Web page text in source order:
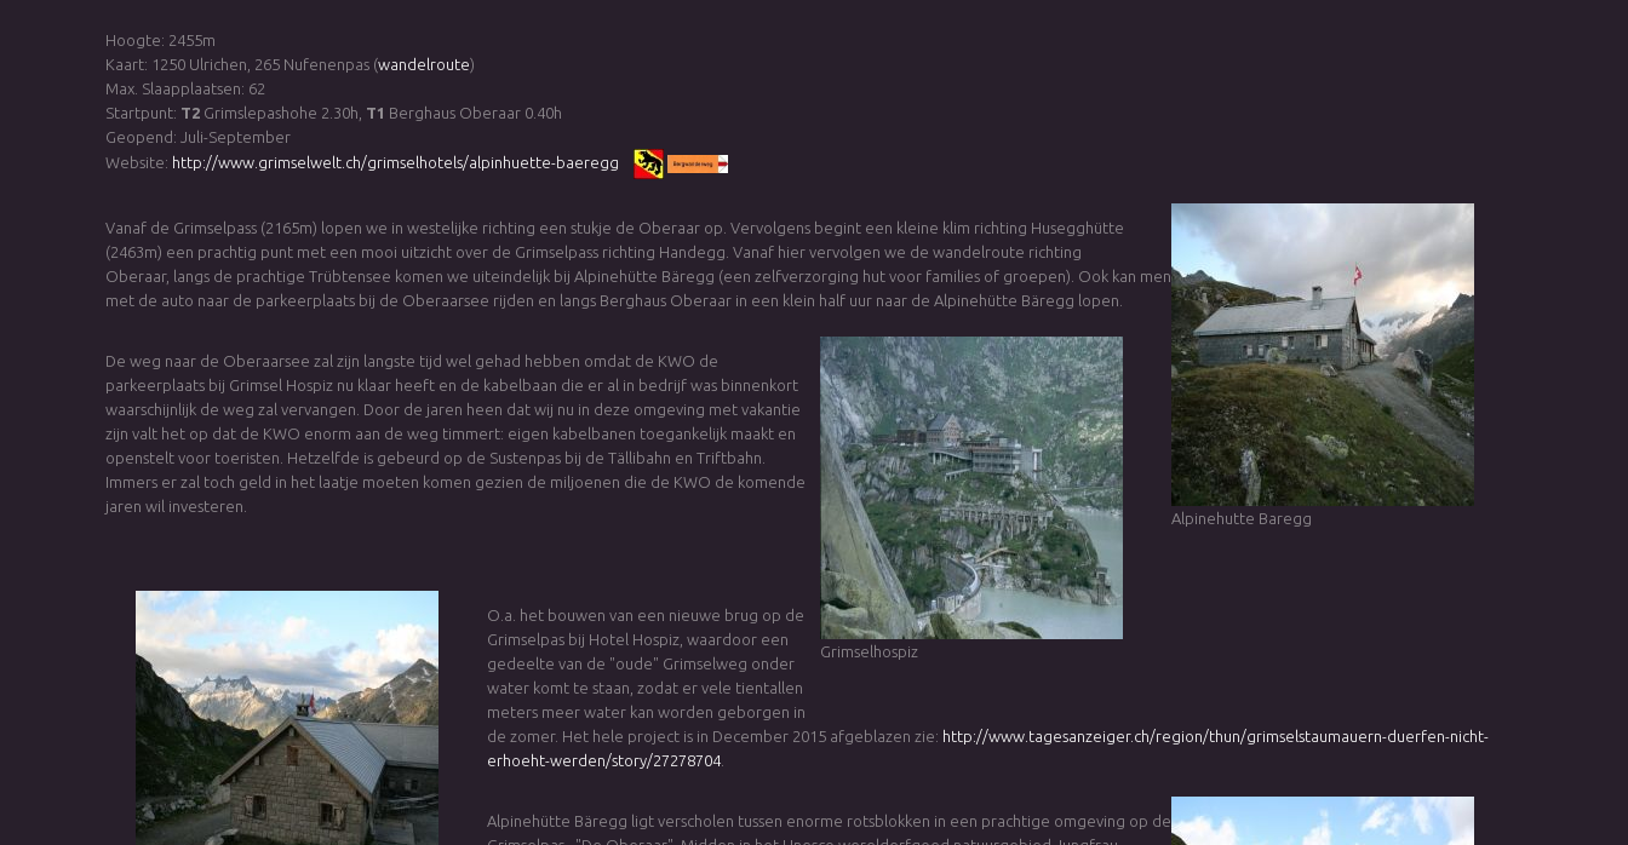
Hoogte: 2455m
Kaart: 1250 Ulrichen, 265 Nufenenpas (wandelroute)
Max. Slaapplaatsen: 62
Startpunt: T2 Grimslepashohe 2.30h, T1 Berghaus Oberaar 0.40h
Geopend: Juli-September
Website: http://www.grimselwelt.ch/grimselhotels/alpinhuette-baeregg
Alpinehutte Baregg
Vanaf de Grimselpass (2165m) lopen we in westelijke richting een stukje de Oberaar op. Vervolgens begint een kleine klim richting Husegghütte
(2463m) een prachtig punt met een mooi uitzicht over de Grimselpass richting Handegg. Vanaf hier vervolgen we de wandelroute richting
Oberaar, langs de prachtige Trübtensee komen we uiteindelijk bij Alpinehütte Bäregg (een zelfverzorging hut voor families of groepen). Ook kan men
met de auto naar de parkeerplaats bij de Oberaarsee rijden en langs Berghaus Oberaar in een klein half uur naar de Alpinehütte Bäregg lopen.
Grimselhospiz
De weg naar de Oberaarsee zal zijn langste tijd wel gehad hebben omdat de KWO de
parkeerplaats bij Grimsel Hospiz nu klaar heeft en de kabelbaan die er al in bedrijf was binnenkort
waarschijnlijk de weg zal vervangen. Door de jaren heen dat wij nu in deze omgeving met vakantie
zijn valt het op dat de KWO enorm aan de weg timmert: eigen kabelbanen toegankelijk maakt en
openstelt voor toeristen. Hetzelfde is gebeurd op de Sustenpas bij de Tällibahn en Triftbahn.
Immers er zal toch geld in het laatje moeten komen gezien de miljoenen die de KWO de komende
jaren wil investeren.
O.a. het bouwen van een nieuwe brug op de
Grimselpas bij Hotel Hospiz, waardoor een
gedeelte van de "oude" Grimselweg onder
water komt te staan, zodat er vele tientallen
meters meer water kan worden geborgen in
de zomer. Het hele project is in December 2015 afgeblazen zie: http://www.tagesanzeiger.ch/region/thun/grimselstaumauern-duerfen-nicht-
erhoeht-werden/story/27278704
Alpinehütte Bäregg ligt verscholen tussen enorme rotsblokken in een prachtige omgeving op de